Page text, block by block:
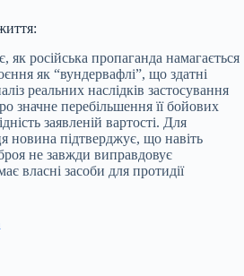
як російська пропаганда намагається
як “вундервафлі”, що здатні
реальних наслідків застосування
значне перебільшення її бойових
заявленій вартості. Для
новина підтверджує, що навіть
не завжди виправдовує
власні засоби для протидії